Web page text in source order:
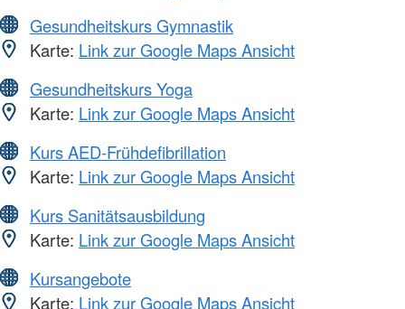
Gesundheitskurs Gymnastik
Karte: Link zur Google Maps Ansicht
Gesundheitskurs Yoga
Karte: Link zur Google Maps Ansicht
Kurs AED-Frühdefibrillation
Karte: Link zur Google Maps Ansicht
Kurs Sanitätsausbildung
Karte: Link zur Google Maps Ansicht
Kursangebote
Karte: Link zur Google Maps Ansicht